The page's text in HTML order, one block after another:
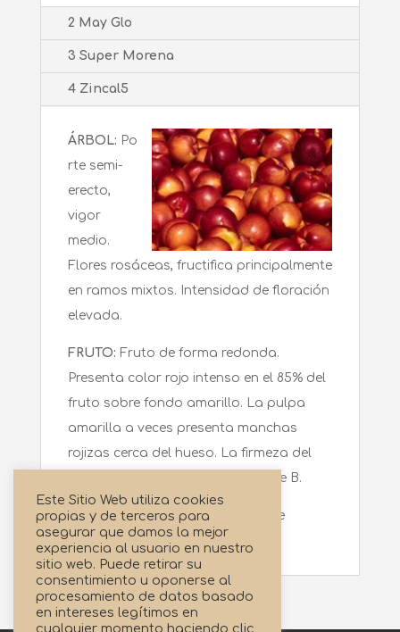
2 May Glo
3 Super Morena
4 Zincal5
ÁRBOL: Po
rte semi-
erecto,
vigor
medio.
Flores rosáceas, fructifica principalmente
en ramos mixtos. Intensidad de floración
elevada.
FRUTO: Fruto de forma redonda.
Presenta color rojo intenso en el 85% del
fruto sobre fondo amarillo. La pulpa
amarilla a veces presenta manchas
rojizas cerca del hueso. La firmeza del
fruto es buena. Calibre dominante B.
ÉPOCA DE RECOLECCIÓN:
Va de
principios a finales de mayo.
Este Sitio Web utiliza cookies
propias y de terceros para
asegurar que damos la mejor
experiencia al usuario en nuestro
sitio web. Puede retirar su
consentimiento u oponerse al
procesamiento de datos basado
en intereses legítimos en
cualquier momento haciendo clic